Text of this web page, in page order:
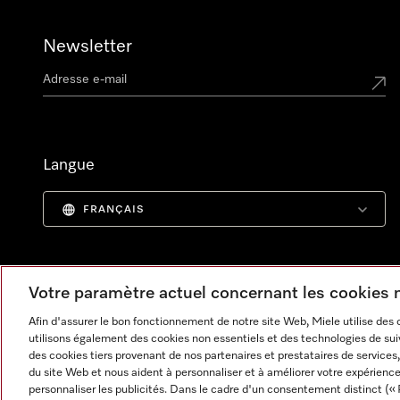
Newsletter
Langue
FRANÇAIS
Votre paramètre actuel concernant les
Afin d'assurer le bon fonctionnement de notre site Web, Miele utilise
utilisons également des cookies non essentiels et des technologies de
des cookies tiers provenant de nos partenaires et prestataires de
du site Web et nous aident à personnaliser et à améliorer votre
personnaliser les publicités. Dans le cadre d'un consentement distinct